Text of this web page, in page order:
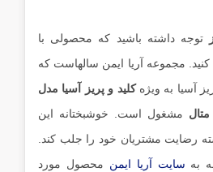
توجه داشته باشید که محصولی با
مجموعه آریا ایمن سالهاست که
آسیا به ویژهکلید و پریز آسیا مدل
مشغول است. خوشبختانه این
رضایت مشتریان خود را جلب کند.
به سایت آریا ایمن محصول مورد